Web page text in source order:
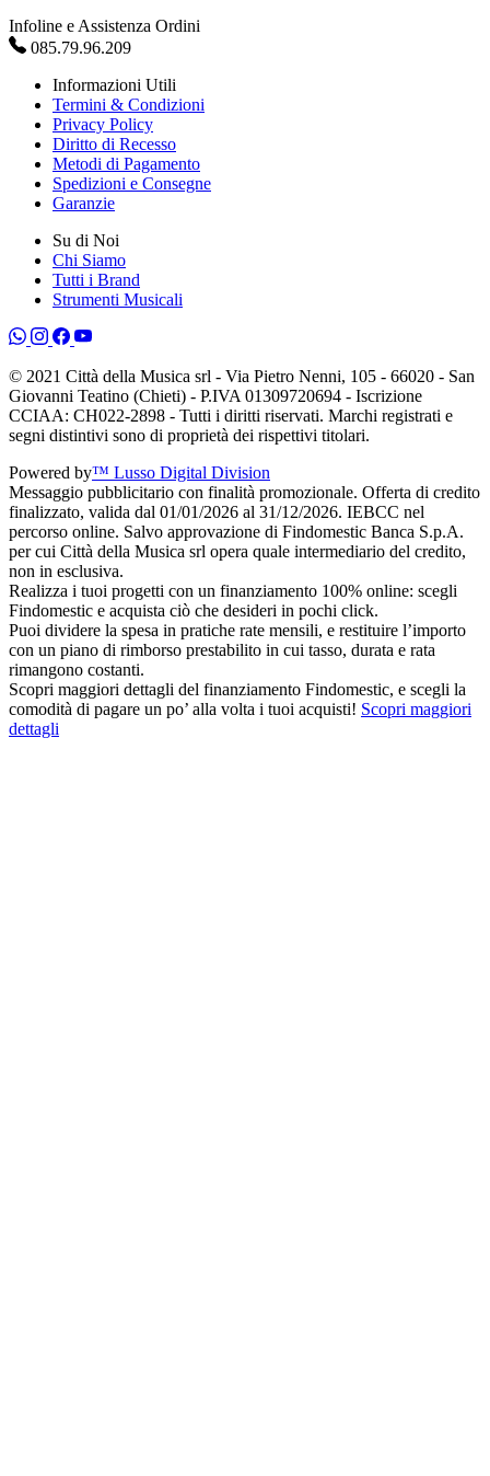
Infoline e Assistenza Ordini
085.79.96.209
Informazioni Utili
Termini & Condizioni
Privacy Policy
Diritto di Recesso
Metodi di Pagamento
Spedizioni e Consegne
Garanzie
Su di Noi
Chi Siamo
Tutti i Brand
Strumenti Musicali
© 2021 Città della Musica srl - Via Pietro Nenni, 105 - 66020 - San
Giovanni Teatino (Chieti) - P.IVA 01309720694 - Iscrizione
CCIAA: CH022-2898 - Tutti i diritti riservati. Marchi registrati e
segni distintivi sono di proprietà dei rispettivi titolari.
Powered by™ Lusso Digital Division
Messaggio pubblicitario con finalità promozionale. Offerta di credito
finalizzato, valida dal 01/01/2026 al 31/12/2026. IEBCC nel
percorso online. Salvo approvazione di Findomestic Banca S.p.A.
per cui Città della Musica srl opera quale intermediario del credito,
non in esclusiva.
Realizza i tuoi progetti con un finanziamento 100% online: scegli
Findomestic e acquista ciò che desideri in pochi click.
Puoi dividere la spesa in pratiche rate mensili, e restituire l’importo
con un piano di rimborso prestabilito in cui tasso, durata e rata
rimangono costanti.
Scopri maggiori dettagli del finanziamento Findomestic, e scegli la
comodità di pagare un po’ alla volta i tuoi acquisti! Scopri maggiori
dettagli